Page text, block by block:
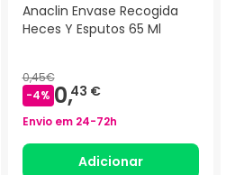
Anaclin Envase Recogida
Heces Y Esputos 65 Ml
0,45€
-4% 0,43 €
Envio em 24-72h
Adicionar